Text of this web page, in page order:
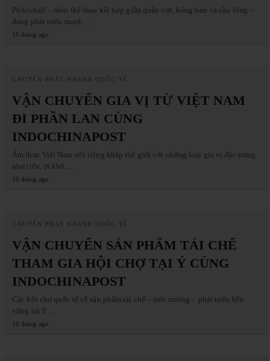
Pickleball – môn thể thao kết hợp giữa quần vợt, bóng bàn và cầu lông –
đang phát triển mạnh…
10 tháng ago
CHUYỂN PHÁT NHANH QUỐC TẾ
VẬN CHUYỂN GIA VỊ TỪ VIỆT NAM
ĐI PHẦN LAN CÙNG
INDOCHINAPOST
Ẩm thực Việt Nam nổi tiếng khắp thế giới với những loại gia vị đặc trưng
như tiêu, ớt khô,…
10 tháng ago
CHUYỂN PHÁT NHANH QUỐC TẾ
VẬN CHUYỂN SẢN PHẨM TÁI CHẾ
THAM GIA HỘI CHỢ TẠI Ý CÙNG
INDOCHINAPOST
Các hội chợ quốc tế về sản phẩm tái chế – môi trường – phát triển bền
vững tại Ý…
10 tháng ago